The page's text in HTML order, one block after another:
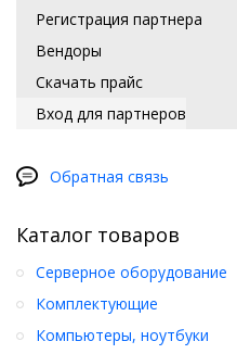
Регистрация партнера
Вендоры
Скачать прайс
Вход для партнеров
Обратная связь
Каталог товаров
Серверное оборудование
Комплектующие
Компьютеры, ноутбуки